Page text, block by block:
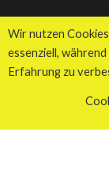
Wir nutzen
essenziell,
Erfahrung zu